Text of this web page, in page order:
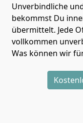
Unverbindliche
bekommst Du
übermittelt. Jede
vollkommen
Was können wir